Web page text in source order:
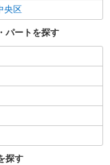
央区
パートを探す
探す